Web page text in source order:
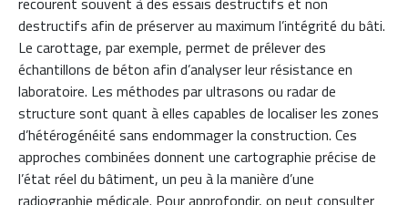
destructifs afin de préserver au maximum l’intégrité du bâti.
Le carottage, par exemple, permet de prélever des
échantillons de béton afin d’analyser leur résistance en
laboratoire. Les méthodes par ultrasons ou radar de
structure sont quant à elles capables de localiser les zones
d’hétérogénéité sans endommager la construction. Ces
approches combinées donnent une cartographie précise de
l’état réel du bâtiment, un peu à la manière d’une
radiographie médicale. Pour approfondir, on peut consulter